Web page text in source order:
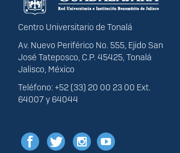
Centro Universitario de Tonalá
Av. Nuevo Periférico No. 555, Ejido San
José Tateposco, C.P. 45425, Tonalá
Jalisco, México
Teléfono: +52 (33) 20 00 23 00 Ext.
64007 y 64044